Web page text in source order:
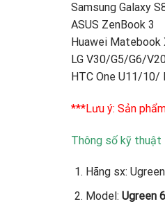
Samsung Galaxy
ASUS ZenBook 3
Huawei
LG V30/G5/G6/
HTC One U11/10/
***Lưu ý: Sản
Thông số kỹ thuật
Hãng sx: Ugreen
Model: Ugreen